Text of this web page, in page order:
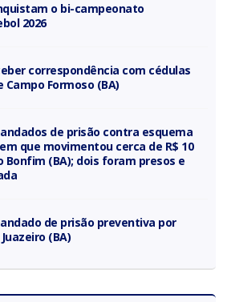
o bi-campeonato
2026
correspondência com cédulas
Formoso (BA)
de prisão contra esquema
que movimentou cerca de R$ 10
Bonfim (BA); dois foram presos e
de prisão preventiva por
(BA)